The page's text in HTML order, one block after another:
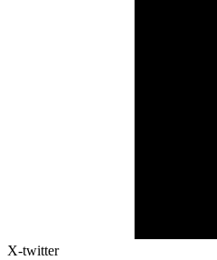
X-twitter